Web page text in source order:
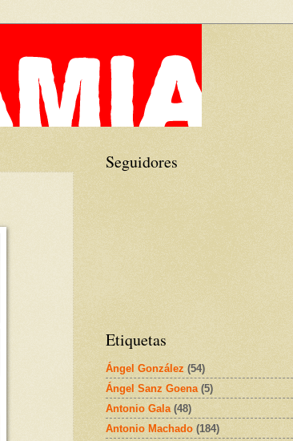
Seguidores
Etiquetas
Ángel González (54)
Ángel Sanz Goena (5)
Antonio Gala (48)
Antonio Machado (184)